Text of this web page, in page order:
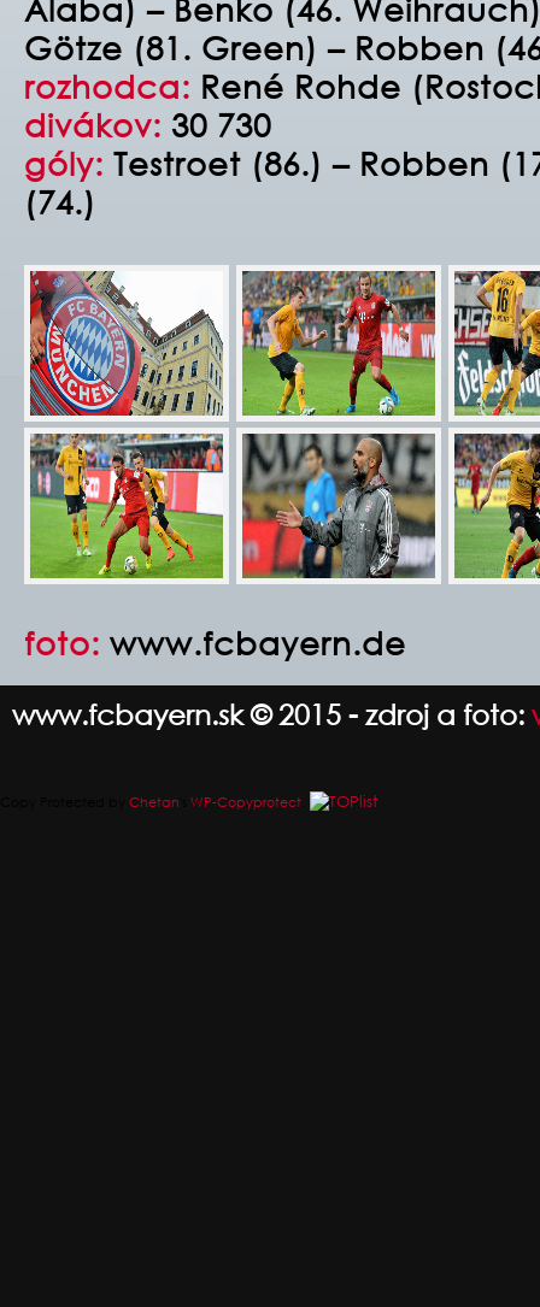
Alaba) – Benko (46.
Götze (81. Green) – Robben
rozhodca: René Rohde
divákov: 30 730
góly: Testroet (86.) – Robben
(74.)
foto: www.fcbayern.de
www.fcbayern.sk © 2015 - zdroj a foto:
Chetan WP-Copyprotect